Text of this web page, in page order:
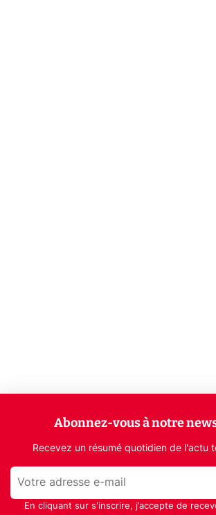
Abonnez-vous à notre
Recevez un résumé quotidien de l'actu
En cliquant sur s'inscrire, j’accepte de